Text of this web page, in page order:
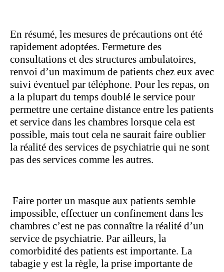
En résumé, les mesures de précautions ont été
rapidement adoptées. Fermeture des
consultations et des structures ambulatoires,
renvoi d’un maximum de patients chez eux avec
suivi éventuel par téléphone. Pour les repas, on
a la plupart du temps doublé le service pour
permettre une certaine distance entre les patients
et service dans les chambres lorsque cela est
possible, mais tout cela ne saurait faire oublier
la réalité des services de psychiatrie qui ne sont
pas des services comme les autres.
Faire porter un masque aux patients semble
impossible, effectuer un confinement dans les
chambres c’est ne pas connaître la réalité d’un
service de psychiatrie. Par ailleurs, la
comorbidité des patients est importante. La
tabagie y est la règle, la prise importante de